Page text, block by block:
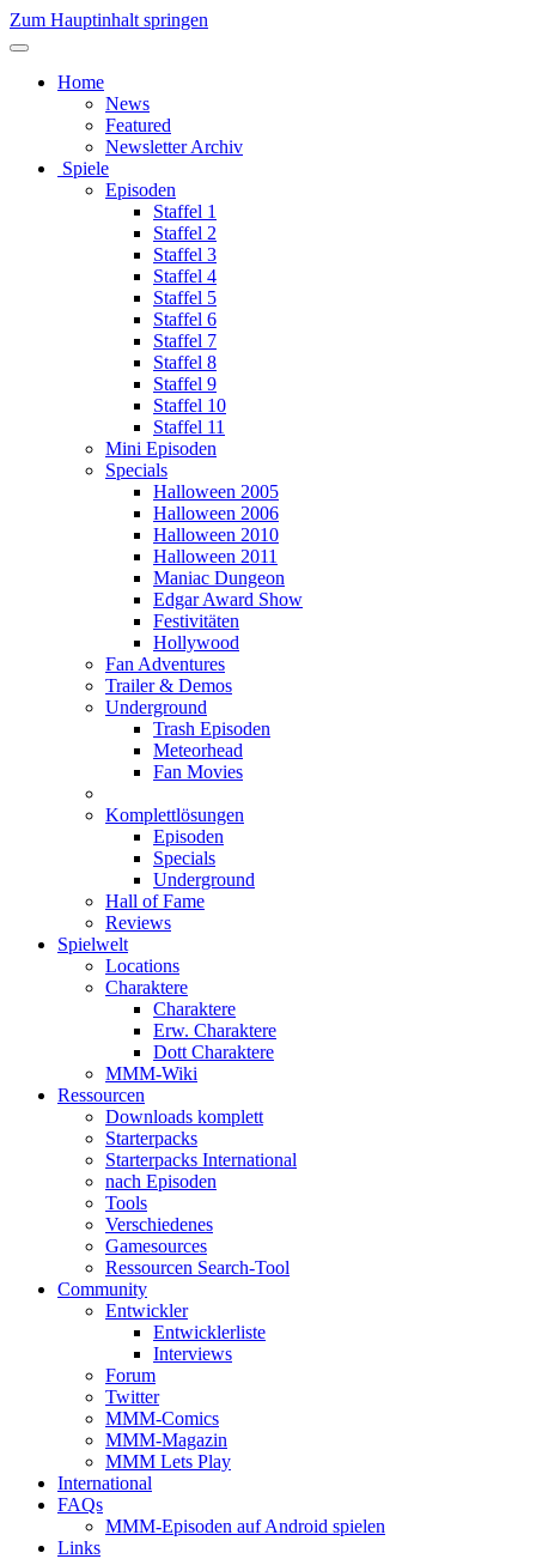
Zum Hauptinhalt springen
Home
News
Featured
Newsletter Archiv
Spiele
Episoden
Staffel 1
Staffel 2
Staffel 3
Staffel 4
Staffel 5
Staffel 6
Staffel 7
Staffel 8
Staffel 9
Staffel 10
Staffel 11
Mini Episoden
Specials
Halloween 2005
Halloween 2006
Halloween 2010
Halloween 2011
Maniac Dungeon
Edgar Award Show
Festivitäten
Hollywood
Fan Adventures
Trailer & Demos
Underground
Trash Episoden
Meteorhead
Fan Movies
Komplettlösungen
Episoden
Specials
Underground
Hall of Fame
Reviews
Spielwelt
Locations
Charaktere
Charaktere
Erw. Charaktere
Dott Charaktere
MMM-Wiki
Ressourcen
Downloads komplett
Starterpacks
Starterpacks International
nach Episoden
Tools
Verschiedenes
Gamesources
Ressourcen Search-Tool
Community
Entwickler
Entwicklerliste
Interviews
Forum
Twitter
MMM-Comics
MMM-Magazin
MMM Lets Play
International
FAQs
MMM-Episoden auf Android spielen
Links